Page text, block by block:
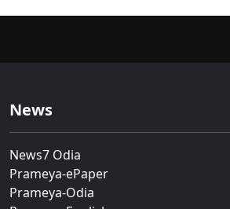
News
News7 Odia
Prameya-ePaper
Prameya-Odia